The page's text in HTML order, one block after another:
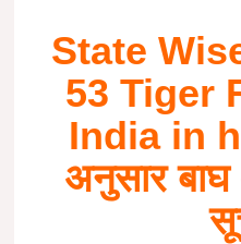
State
53 Tiger
India in
अनुसार